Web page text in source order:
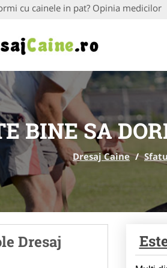
cu cainele in pat? Opinia medicilor
BINE SA
Dresaj Caine /
Dresaj